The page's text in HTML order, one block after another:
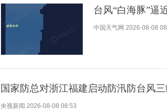
台风“白海豚”逼
中国天气网 2026-08-08
国家防总对浙江福建启动防汛防台风
央视新闻 2026-08-08 08:53